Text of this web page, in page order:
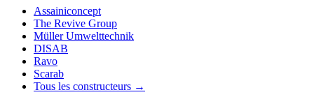
Assainiconcept
The Revive Group
Müller Umwelttechnik
DISAB
Ravo
Scarab
Tous les constructeurs →